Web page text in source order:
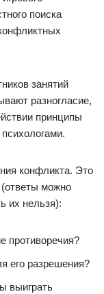
поиска
занятий
разногласие,
принципы
конфликта. Это
(ответы можно
их нельзя):
противоречия?
его разрешения?
выиграть